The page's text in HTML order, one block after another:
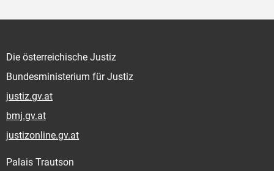
Die österreichische Justiz
Bundesministerium für Justiz
justiz.gv.at
bmj.gv.at
justizonline.gv.at
Palais Trautson